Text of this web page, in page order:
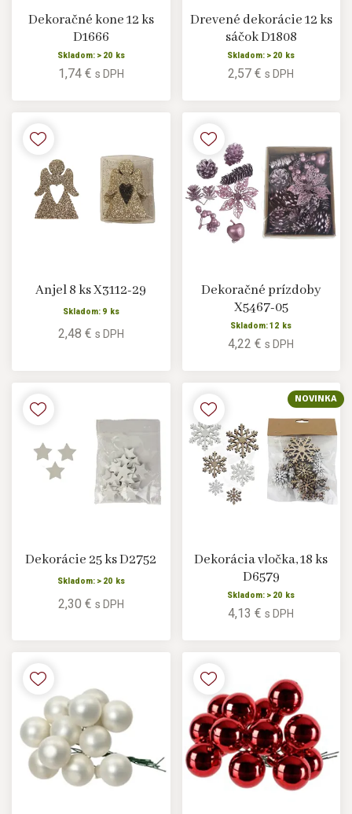
Dekoračné kone 12 ks
D1666
Skladom: > 20 ks
1,74 € s DPH
Drevené dekorácie 12 ks
sáčok D1808
Skladom: > 20 ks
2,57 €s DPH
Anjel 8 ks X3112-29
Skladom: 9 ks
2,48 € s DPH
Dekoračné prízdoby
X5467-05
Skladom: 12 ks
4,22 €s DPH
Dekorácie 25 ks D2752
Skladom: > 20 ks
2,30 € s DPH
NOVINKA
Dekorácia vločka, 18 ks
D6579
Skladom: > 20 ks
4,13 €s DPH